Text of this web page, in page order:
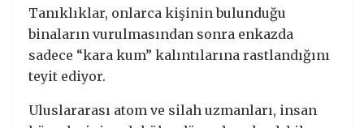
Tanıklıklar, onlarca kişinin bulunduğu
binaların vurulmasından sonra enkazda
sadece “kara kum” kalıntılarına rastlandığını
teyit ediyor.
Uluslararası atom ve silah uzmanları, insan